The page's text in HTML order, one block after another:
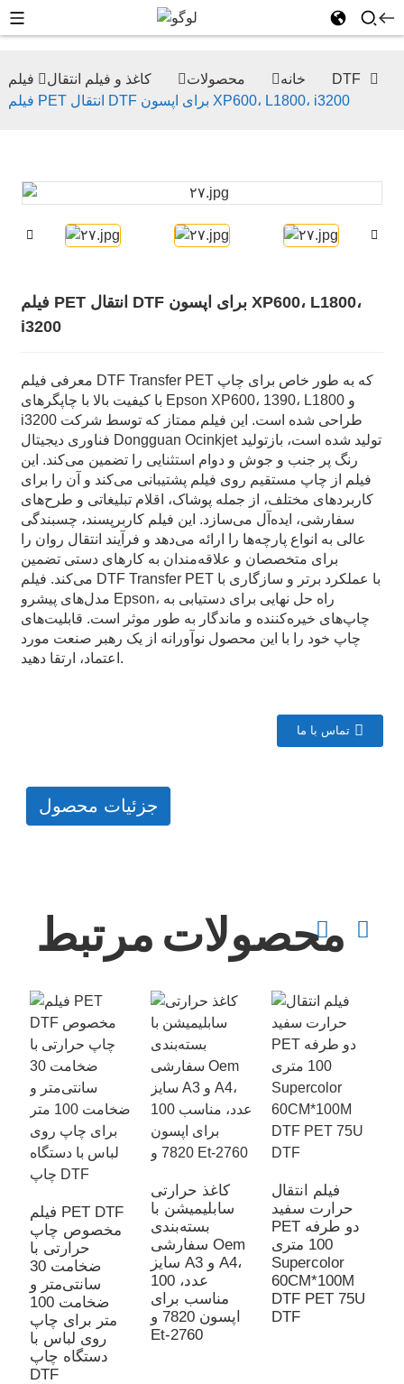
خانه محصولات کاغذ و فیلم انتقال
فیلم DTF
فیلم PET انتقال DTF برای اپسون XP600، L1800، i3200
فیلم PET انتقال DTF برای اپسون XP600، L1800،
i3200
معرفی فیلم DTF Transfer PET که به طور خاص برای چاپ
با کیفیت بالا با چاپگرهای Epson XP600، 1390، L1800 و
i3200 طراحی شده است. این فیلم ممتاز که توسط شرکت
فناوری دیجیتال Dongguan Ocinkjet تولید شده است، بازتولید
رنگ پر جنب و جوش و دوام استثنایی را تضمین می‌کند. این
فیلم از چاپ مستقیم روی فیلم پشتیبانی می‌کند و آن را برای
کاربردهای مختلف، از جمله پوشاک، اقلام تبلیغاتی و طرح‌های
سفارشی، ایده‌آل می‌سازد. این فیلم کاربرپسند، چسبندگی
عالی به انواع پارچه‌ها را ارائه می‌دهد و فرآیند انتقال روان را
برای متخصصان و علاقه‌مندان به کارهای دستی تضمین
می‌کند. فیلم DTF Transfer PET با عملکرد برتر و سازگاری با
مدل‌های پیشرو Epson، راه حل نهایی برای دستیابی به
چاپ‌های خیره‌کننده و ماندگار به طور موثر است. قابلیت‌های
چاپ خود را با این محصول نوآورانه از یک رهبر صنعت مورد
اعتماد، ارتقا دهید.
تماس با ما
جزئیات محصول
محصولات مرتبط
فیلم PET DTF
مخصوص چاپ
حرارتی با
ضخامت 30
سانتی‌متر و
ضخامت 100
متر برای چاپ
روی لباس با
دستگاه چاپ
DTF
کاغذ حرارتی
سابلیمیشن با
بسته‌بندی
سفارشی Oem
سایز A3 و A4،
100 عدد،
مناسب برای
اپسون 7820 و
Et-2760
فیلم انتقال
حرارت سفید
PET دو طرفه
100 متری
Supercolor
60CM*100M
DTF PET 75U
DTF